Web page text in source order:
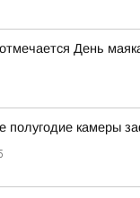
День
полугодие камеры